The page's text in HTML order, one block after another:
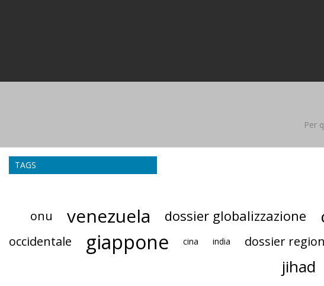
Per
TAGS
onu venezuela dossier globalizzazione
occidentale
giappone cina india dossier
jihad